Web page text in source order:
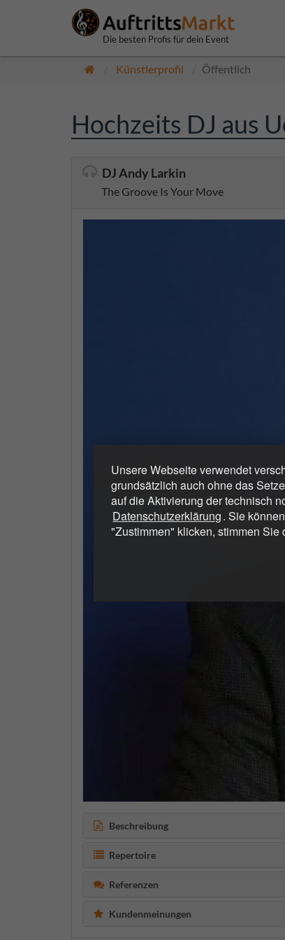
Unsere Webseite verwendet
grundsätzlich auch ohne das
auf die Aktivierung der technisch
Datenschutzerklärung. Sie können
"Zustimmen" klicken, stimmen
Die besten Profis für dein Event
Künstlerprofil Öffentlich
Hochzeits DJ aus
DJ Andy Larkin
The Groove Is Your Move
Beschreibung
Repertoire
Referenzen
Kundenmeinungen